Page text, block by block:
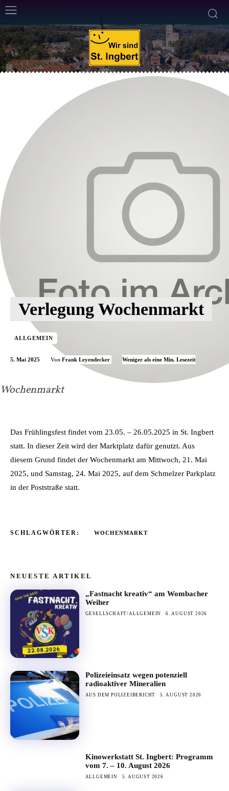
Wochenmarkt
Verlegung Wochenmarkt
ALLGEMEIN
5. Mai 2025 Von Frank Leyendecker Weniger als eine Min. Lesezeit
Das Frühlingsfest findet vom 23.05. – 26.05.2025 in St. Ingbert
statt. In dieser Zeit wird der Marktplatz dafür genutzt. Aus
diesem Grund findet der Wochenmarkt am Mittwoch, 21. Mai
2025, und Samstag, 24. Mai 2025, auf dem Schmelzer Parkplatz
in der Poststraße statt.
SCHLAGWÖRTER: WOCHENMARKT
NEUESTE ARTIKEL
„Fastnacht kreativ“ am Wombacher
Weiher
GESELLSCHAFT/ALLGEMEIN 6. AUGUST 2026
Polizeieinsatz wegen potenziell
radioaktiver Mineralien
AUS DEM POLIZEIBERICHT 5. AUGUST 2026
Kinowerkstatt St. Ingbert: Programm
vom 7. – 10. August 2026
ALLGEMEIN 5. AUGUST 2026